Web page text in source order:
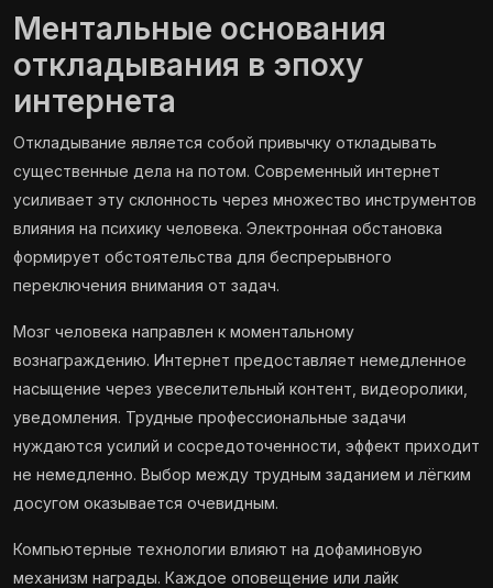
Ментальные основания
откладывания в эпоху
интернета
Откладывание является собой привычку откладывать
существенные дела на потом. Современный интернет
усиливает эту склонность через множество инструментов
влияния на психику человека. Электронная обстановка
формирует обстоятельства для беспрерывного
переключения внимания от задач.
Мозг человека направлен к моментальному
вознаграждению. Интернет предоставляет немедленное
насыщение через увеселительный контент, видеоролики,
уведомления. Трудные профессиональные задачи
нуждаются усилий и сосредоточенности, эффект приходит
не немедленно. Выбор между трудным заданием и лёгким
досугом оказывается очевидным.
Компьютерные технологии влияют на дофаминовую
механизм награды. Каждое оповещение или лайк